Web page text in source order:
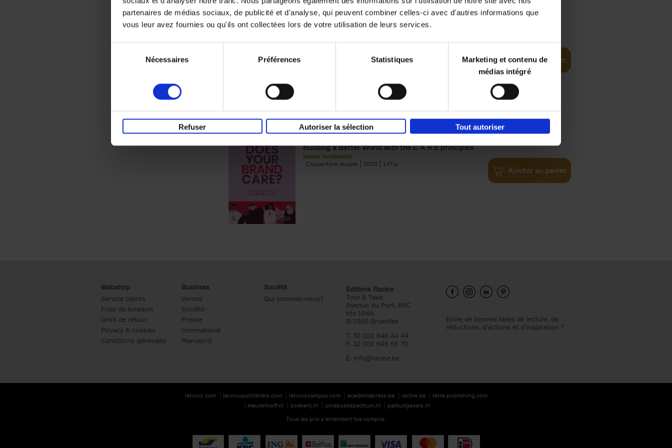
partenaires de médias sociaux, de publicité et d'analyse, qui peuvent combiner celles-ci avec d'autres informations que
vous leur avez fournies ou qu'ils ont collectées lors de votre utilisation de leurs services.
Nécessaires Préférences Statistiques
Marketing et contenu de
médias intégré
Refuser Autoriser la sélection Tout autoriser
Digital marketing like a PRO -
completely revised edition
Ajouter au panier
Does Your Brand Care?
Building a Better World with the C A R E principles
Isabel Verstraete
Couverture souple
2021 147
€34,99
Ajouter au panier
Webshop
Service clients
Frais de livraison
Droit de retour
Privacy & cookies
Conditions générales
Business
Ventes
Société
Presse
International
Manuscrit
Société
Qui sommes-nous?
Éditions Racine
Tour & Taxis
Avenue du Port, 86C
bte 104A
B-1000 Bruxelles
T. 32 (0)2 646 44 44
F. 32 (0)2 646 55 70
E. info@racine.be
Envie de bonnes idées de lecture, de
réductions, d’actions et d’inspiration ?
lannoo.com lannoopublishers.com lannoocampus.com academiapress.be racine.be
terra-publishing.com
meulenhoff.nl
boekerij.nl unieboekspectrum.nl
parkuitgevers.nl
Tous les prix s’entendent tva compris.